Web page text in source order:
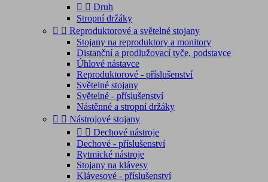
  Druh
Stropní držáky
  Reproduktorové a světelné stojany
Stojany na reproduktory a monitory
Distanční a prodlužovací tyče, podstavce
Úhlové nástavce
Reproduktorové - příslušenství
Světelné stojany
Světelné - příslušenství
Nástěnné a stropní držáky
  Nástrojové stojany
  Dechové nástroje
Dechové - příslušenství
Rytmické nástroje
Stojany na klávesy
Klávesové - příslušenství